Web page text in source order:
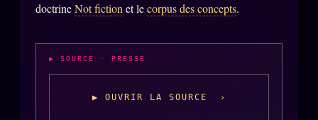
Tous les tags
Nous écrire
doctrineNot fiction et lecorpus des concepts.
▶ SOURCE · PRESSE
▶ OUVRIR LA SOURCE ›